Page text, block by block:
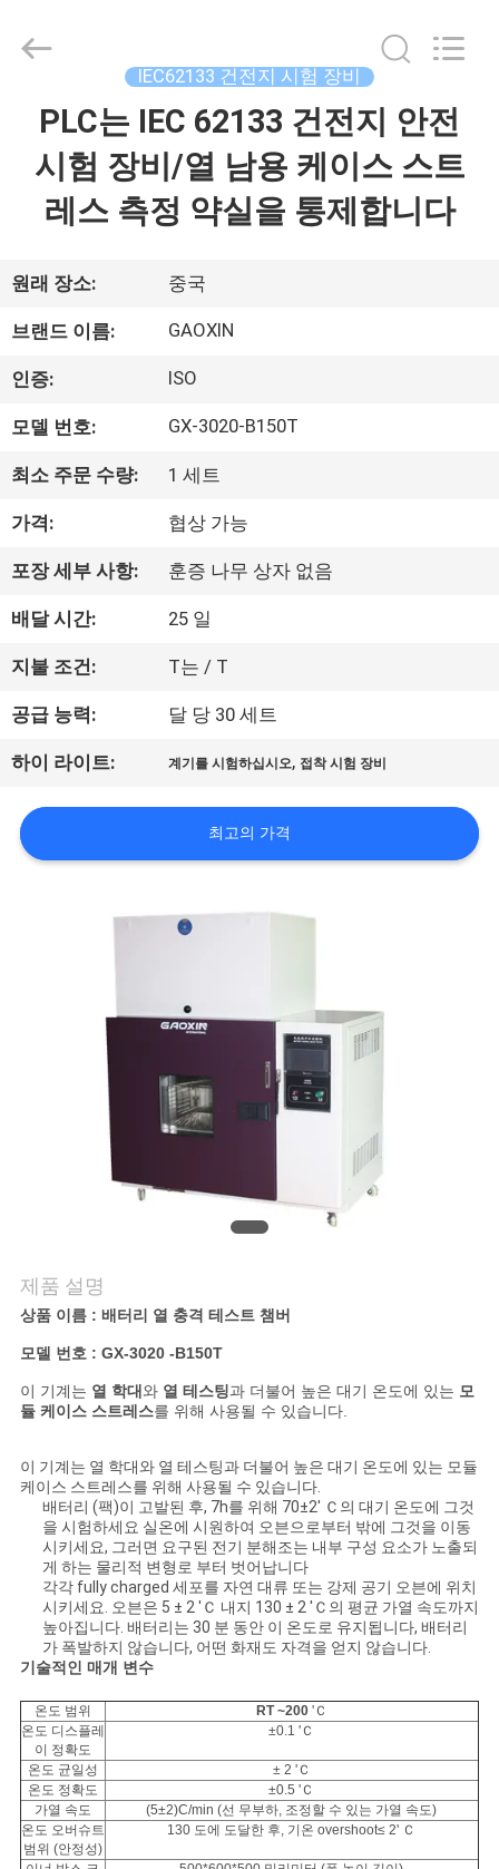
우
리
에
여
공
장
여
행
품
뉴
스
인
용
하
세
요
사
Testing
Equipment
Reserved.
IEC62133 건전지 시험 장비
PLC는 IEC 62133 건전지 안전
시험 장비/열 남용 케이스 스트
레스 측정 약실을 통제합니다
원래 장소: 중국
브랜드 이름: GAOXIN
인증: ISO
모델 번호: GX-3020-B150T
최소 주문 수량: 1 세트
가격: 협상 가능
포장 세부 사항: 훈증 나무 상자 없음
배달 시간: 25 일
지불 조건: T는 / T
공급 능력: 달 당 30 세트
하이 라이트: 계기를 시험하십시오, 접착 시험 장비
최고의 가격
제품 설명
상품 이름 : 배터리 열 충격 테스트 챔버
모델 번호 : GX-3020 -B150T
이 기계는 열 학대 와 열 테스팅과 더불어 높은 대기 온도에 있는 모
듈 케이스 스트레스를 위해 사용될 수 있습니다.
이 기계는 열 학대와 열 테스팅과 더불어 높은 대기 온도에 있는 모듈
케이스 스트레스를 위해 사용될 수 있습니다.
배터리 (팩)이 고발된 후, 7h를 위해 70±2' Ｃ의 대기 온도에 그것
을 시험하세요 실온에 시원하여 오븐으로부터 밖에 그것을 이동
시키세요, 그러면 요구된 전기 분해조는 내부 구성 요소가 노출되
게 하는 물리적 변형로 부터 벗어납니다
각각 fully charged 세포를 자연 대류 또는 강제 공기 오븐에 위치
시키세요. 오븐은 5 ± 2 'Ｃ 내지 130 ± 2 'Ｃ의 평균 가열 속도까지
높아집니다. 배터리는 30 분 동안 이 온도로 유지됩니다, 배터리
가 폭발하지 않습니다, 어떤 화재도 자격을 얻지 않습니다.
기술적인 매개 변수
온도 범위 RT ~200'Ｃ
온도 디스플레
이 정확도
±0.1 'Ｃ
온도 균일성
± 2 'Ｃ
온도 정확도
±0.5 'Ｃ
가열 속도
(5±2)C/min (선 무부하, 조정할 수 있는 가열 속도)
온도 오버슈트
범위 (안정성)
130 도에 도달한 후, 기온 overshoot≤ 2' Ｃ